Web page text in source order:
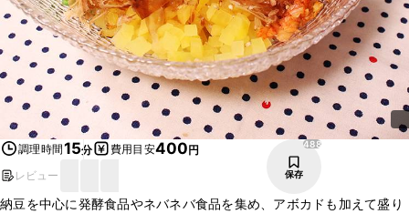
調理時間15分 費用目安400円
レビュー
488
保存
納豆を中心に発酵食品やネバネバ食品を集め、アボカドも加えて盛り